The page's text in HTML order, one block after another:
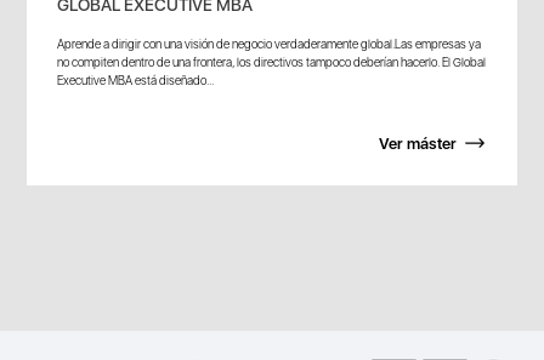
GLOBAL EXECUTIVE MBA
Aprende a dirigir con una visión de negocio verdaderamente global.Las empresas ya
no compiten dentro de una frontera, los directivos tampoco deberían hacerlo. El Global
Executive MBA está diseñado...
Ver máster